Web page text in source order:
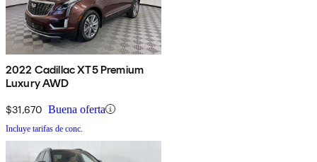
2022 Cadillac XT5 Premium
Luxury AWD
$31,670 Buena oferta
Incluye tarifas de conc.